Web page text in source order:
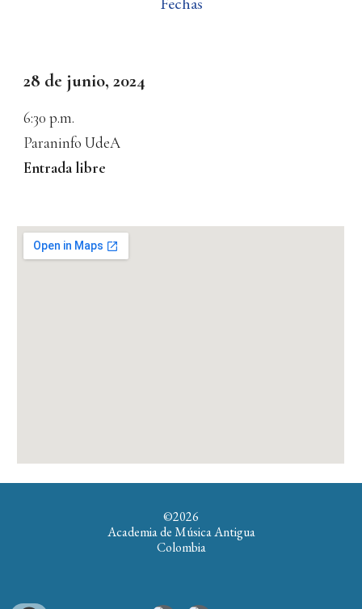
28 de junio, 2024
6:30 p.m.
Paraninfo UdeA
Entrada libre
©2026
Academia de Música Antigua
Colombia